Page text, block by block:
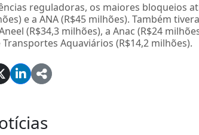
reguladoras, os maiores bloqueios
e a ANA (R$45 milhões). Também
(R$34,3 milhões), a Anac (R$24
Aquaviários (R$14,2 milhões).